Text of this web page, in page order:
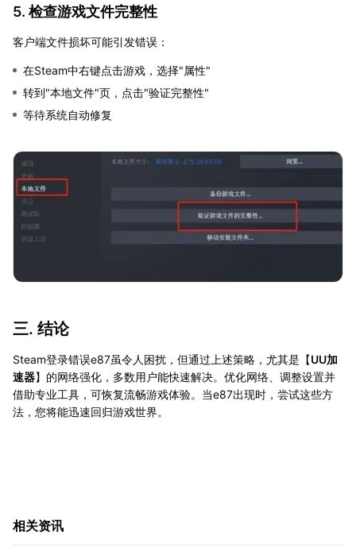
5. 检查游戏文件完整性
客户端文件损坏可能引发错误：
在Steam中右键点击游戏，选择"属性"
转到"本地文件"页，点击"验证完整性"
等待系统自动修复
三. 结论
Steam登录错误e87虽令人困扰，但通过上述策略，尤其是【UU加
速器】的网络强化，多数用户能快速解决。优化网络、调整设置并
借助专业工具，可恢复流畅游戏体验。当e87出现时，尝试这些方
法，您将能迅速回归游戏世界。
相关资讯